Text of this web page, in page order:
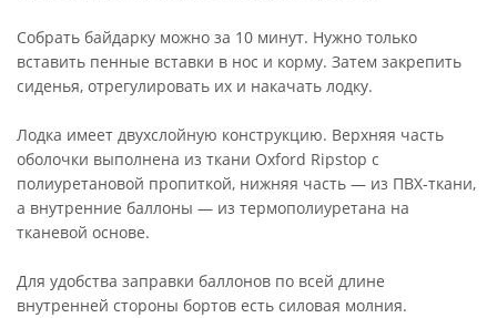
Собрать байдарку можно за 10 минут. Нужно только
вставить пенные вставки в нос и корму. Затем закрепить
сиденья, отрегулировать их и накачать лодку.
Лодка имеет двухслойную конструкцию. Верхняя часть
оболочки выполнена из ткани Oxford Ripstop с
полиуретановой пропиткой, нижняя часть — из ПВХ-ткани,
а внутренние баллоны — из термополиуретана на
тканевой основе.
Для удобства заправки баллонов по всей длине
внутренней стороны бортов есть силовая молния.